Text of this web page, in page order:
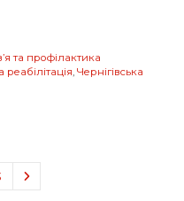
та профілактика
реабілітація Чернігівська